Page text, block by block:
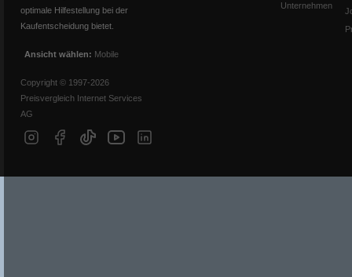
optimale Hilfestellung bei der
Kaufentscheidung bietet.
Ansicht wählen: Mobile
Copyright © 1997-2026
Preisvergleich Internet Services
AG
Unternehmen